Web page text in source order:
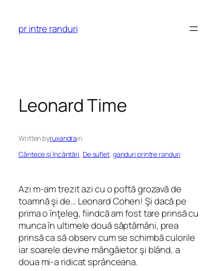
content
pr intre randuri
Leonard Time
Written byruxandrain
Cântece şi încântări, De suflet, ganduri printre randuri
Azi m-am trezit azi cu o poftă grozavă de
toamnă şi de… Leonard Cohen! Şi dacă pe
prima o înţeleg, fiindcă am fost tare prinsă cu
munca în ultimele două săptămâni, prea
prinsă ca să observ cum se schimbă culorile
iar soarele devine mângâietor şi blând, a
doua mi-a ridicat sprânceana.